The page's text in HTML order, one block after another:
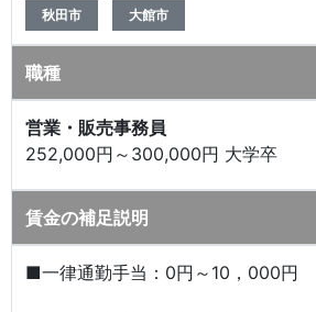
秋田市 大館市
職種
営業・販売事務員
252,000円～300,000円 大学卒
賃金の補足説明
■一律通勤手当：0円～10，000円